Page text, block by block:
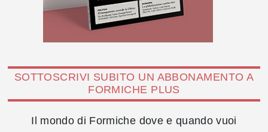
SOTTOSCRIVI SUBITO UN ABBONAMENTO A
FORMICHE PLUS
Il mondo di Formiche dove e quando vuoi